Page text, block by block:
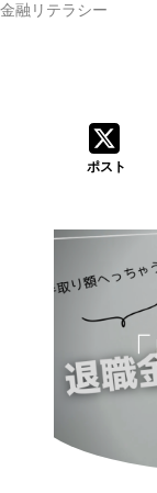
金融リテラシー
ポスト